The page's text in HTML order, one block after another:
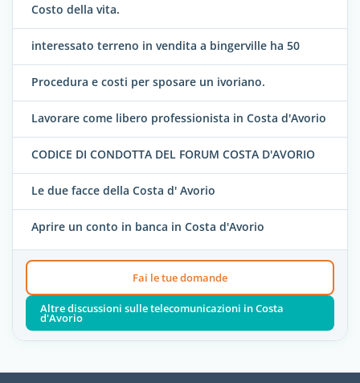
Costo della vita.
interessato terreno in vendita a bingerville ha 50
Procedura e costi per sposare un ivoriano.
Lavorare come libero professionista in Costa d'Avorio
CODICE DI CONDOTTA DEL FORUM COSTA D'AVORIO
Le due facce della Costa d' Avorio
Aprire un conto in banca in Costa d'Avorio
Fai le tue domande
Altre discussioni sulle telecomunicazioni in Costa
d'Avorio